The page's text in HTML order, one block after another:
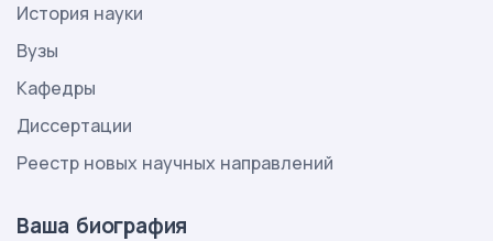
История науки
Вузы
Кафедры
Диссертации
Реестр новых научных направлений
Ваша биография